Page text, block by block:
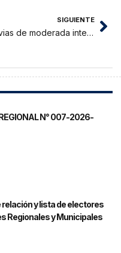
SIGUIENTE
Lluvias de moderada intensidad continuarán en San Martín
N° 007-2026-
relación y lista de electores
Regionales y Municipales